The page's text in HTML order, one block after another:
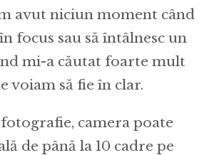
avut niciun moment când
focus sau să întâlnesc un
mi-a căutat foarte mult
voiam să fie în clar.
camera poate
de până la 10 cadre pe